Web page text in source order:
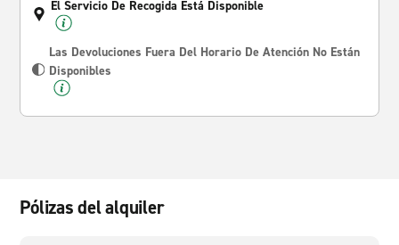
El Servicio De Recogida Está Disponible
Las Devoluciones Fuera Del Horario De Atención No Están
Disponibles
Pólizas del alquiler